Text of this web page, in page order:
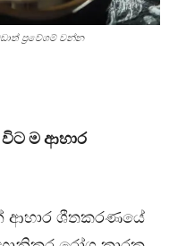
ප්‍රවේශම් වන්න
විට ම ආහාර
ශීතකරණයේ